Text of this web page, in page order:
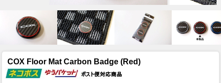
COX Floor Mat Carbon Badge (Red)